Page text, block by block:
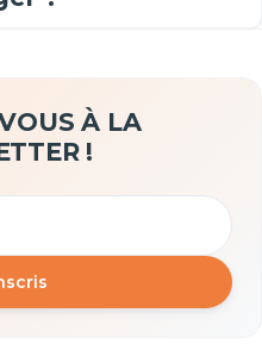
À LA
!